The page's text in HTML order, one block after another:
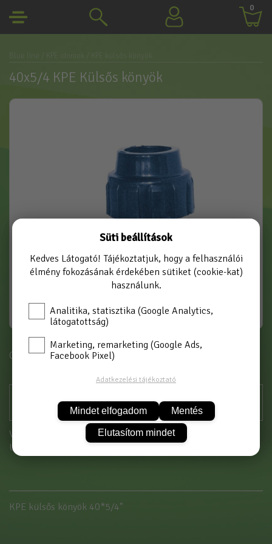
0
40x5/4 KPE Külsős könyök
Cikkszám: KPEKK4054
Vásárláshoz kérjük jelentkezzen be!
Új partnerként
KPE külsős könyök 40*5/4"
Süti beállítások
Kedves Látogató! Tájékoztatjuk, hogy a felhasználói
élmény fokozásának érdekében sütiket (cookie-kat)
használunk.
Analitika, statisztika (Google Analytics,
látogatottság)
Marketing, remarketing (Google Ads,
Facebook Pixel)
Adatkezelési tájékoztató
Mindet elfogadom Mentés
Elutasítom mindet